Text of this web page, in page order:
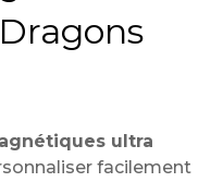
ultra
facilement